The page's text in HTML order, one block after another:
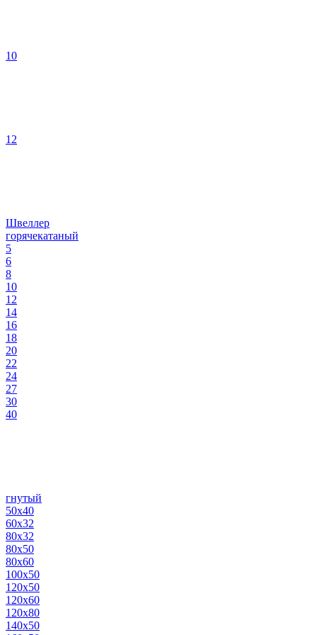
10
12
Швеллер
горячекатаный
5
6
8
10
12
14
16
18
20
22
24
27
30
40
гнутый
50х40
60х32
80х32
80х50
80х60
100х50
120х50
120х60
120х80
140х50